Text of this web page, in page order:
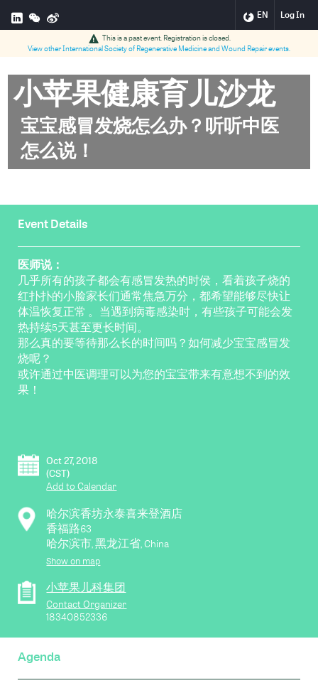
EN Log In
This is a past event. Registration is closed.
View otherInternational Society of Regenerative Medicine and Wound Repairevents.
小苹果健康育儿沙龙
宝宝感冒发烧怎么办？听听中医
怎么说！
Event Details
医师说：
几乎所有的孩子都会有感冒发热的时侯，看着孩子烧的
红扑扑的小脸家长们通常焦急万分，都希望能够尽快让
体温恢复正常 。当遇到病毒感染时，有些孩子可能会发
热持续5天甚至更长时间。
那么真的要等待那么长的时间吗？如何减少宝宝感冒发
烧呢？
或许通过中医调理可以为您的宝宝带来有意想不到的效
果！
Oct 27, 2018
(CST)
Add to Calendar
哈尔滨香坊永泰喜来登酒店
香福路63
哈尔滨市,黑龙江省,China
Show on map
小苹果儿科集团
Contact Organizer
18340852336
Agenda